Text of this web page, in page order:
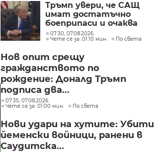
Тръмп увери, че САЩ
имат достатъчно
боеприпаси и очаква
конфликтът с Иран да
приключи скоро
07:30, 07.08.2026
Чете се за: 01:10 мин.
По света
Нов опит срещу
гражданството по
рождение: Доналд Тръмп
подписа два...
07:35, 07.08.2026
Чете се за: 01:00 мин.
По света
Нови удари на хутите: Убити
йеменски войници, ранени в
Саудитска...